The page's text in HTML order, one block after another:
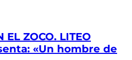
EL ZOCO. LITEO
«Un hombre de